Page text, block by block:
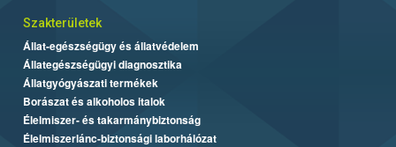
Szakterületek
Állat-egészségügy és állatvédelem
Állategészségügyi diagnosztika
Állatgyógyászati termékek
Borászat és alkoholos italok
Élelmiszer- és takarmánybiztonság
Élelmiszerlánc-biztonsági laborhálózat